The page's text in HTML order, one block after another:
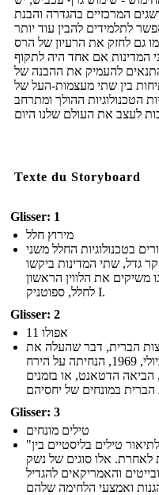
המרכזיים בהגדרה והבנת
לתלמידים להבין עוד יותר
גם לחזק את הרעיון של הרס
המדינות אם אחד היה לתקוף
התנאים להעמיק את ההבנה של
בין שתי מעצמות-העל של
הטכנולוגיות ההולך ומתרחב
Texte du Storyboard
Glisser: 1
מירוץ חלל
בטכנולוגיות החלל משני
גדל, שתי המדינות ביקשו
משיקים את הלווין הראשון
לחלל, ספוטניק I.
Glisser: 2
אפולו 11
ארצות הברית, דבר שהעלה את
האדם הראשון ביעילות על הירח. הושק ב -20 ביולי, 1969, הנחיתה על הירח
הדטאנט, או בזמנים
Glisser: 3
טילים מונחים
"טילים מונחים" הוא ראשי תיבות המשמש לתיאור טילים בליסטיים בין
לאחרת. אלו סוגים של נשק
והאמריקאים להגדיל